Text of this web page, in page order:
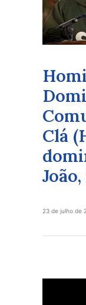
CURSOS ON-LINE
Clá
23 de julho de